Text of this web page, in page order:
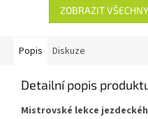
ZOBRAZIT
Popis Diskuze
Detailní popis
Mistrovské lekce